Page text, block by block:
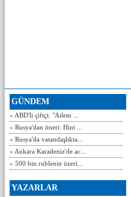
GÜNDEM
» ABD'li çiftçi: "Ailem ...
» Rusya'dan öneri: Hint ...
» Rusya'da vatandaşlıkta...
» Ankara Karadeniz'de ac...
» 500 bin rublenin üzeri...
YAZARLAR